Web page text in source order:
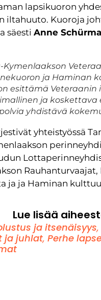
lapsikuoron
iltahuuto. Kuoroja
säestiAnne
Kymenlaakson
ja Haminan
esittämä Veteraanin
ja koskettava
yhdistävä
yhteistyössä
ja ja Haminan
Lue lisää
ja itsenäisyys
ja juhlat,Perhe